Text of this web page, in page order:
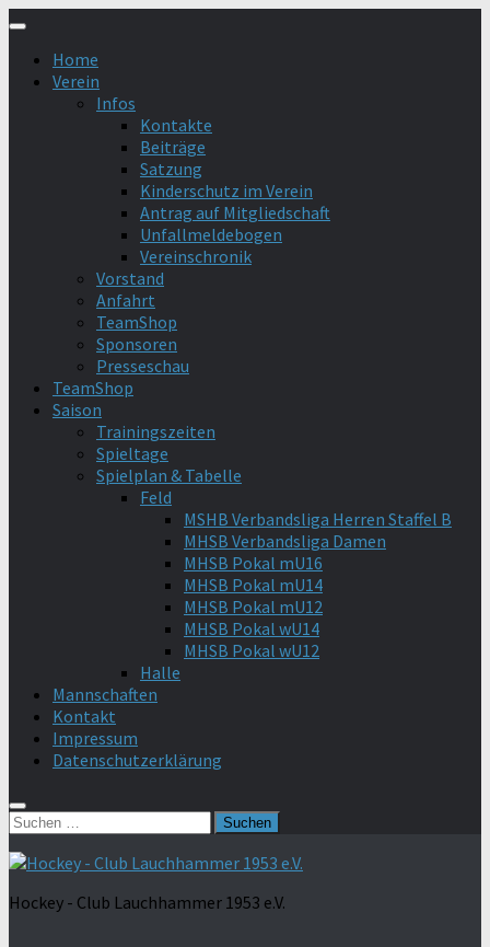
Zum
springenHome
Verein
Infos
Kontakte
Beiträge
Satzung
Kinderschutz im Verein
Antrag auf Mitgliedschaft
Unfallmeldebogen
Vereinschronik
Vorstand
Anfahrt
TeamShop
Sponsoren
Presseschau
TeamShop
Saison
Trainingszeiten
Spieltage
Spielplan & Tabelle
Feld
MSHB Verbandsliga Herren Staffel B
MHSB Verbandsliga Damen
MHSB Pokal mU16
MHSB Pokal mU14
MHSB Pokal mU12
MHSB Pokal wU14
MHSB Pokal wU12
Halle
Mannschaften
Kontakt
Impressum
Datenschutzerklärung
Suchen
Hockey - Club Lauchhammer 1953 e.V.